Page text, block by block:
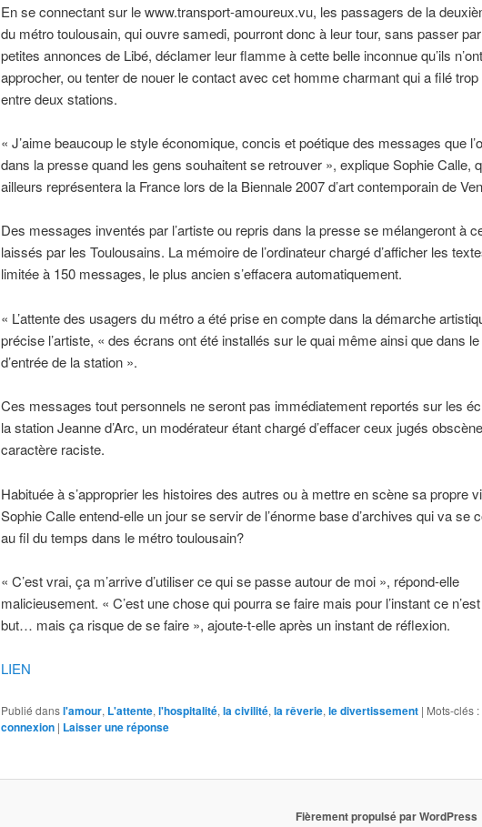
En se connectant sur le www.transport-amoureux.vu, les passagers de la
du métro toulousain, qui ouvre samedi, pourront donc à leur tour, sans passer
petites annonces de Libé, déclamer leur flamme à cette belle inconnue qu’ils
approcher, ou tenter de nouer le contact avec cet homme charmant qui a filé
entre deux stations.
« J’aime beaucoup le style économique, concis et poétique des messages que
dans la presse quand les gens souhaitent se retrouver », explique Sophie Calle,
ailleurs représentera la France lors de la Biennale 2007 d’art contemporain de
Des messages inventés par l’artiste ou repris dans la presse se mélangeront à
laissés par les Toulousains. La mémoire de l’ordinateur chargé d’afficher les
limitée à 150 messages, le plus ancien s’effacera automatiquement.
« L’attente des usagers du métro a été prise en compte dans la démarche
précise l’artiste, « des écrans ont été installés sur le quai même ainsi que dans
d’entrée de la station ».
Ces messages tout personnels ne seront pas immédiatement reportés sur les
la station Jeanne d’Arc, un modérateur étant chargé d’effacer ceux jugés
caractère raciste.
Habituée à s’approprier les histoires des autres ou à mettre en scène sa propre
Sophie Calle entend-elle un jour se servir de l’énorme base d’archives qui va se
au fil du temps dans le métro toulousain?
« C’est vrai, ça m’arrive d’utiliser ce qui se passe autour de moi », répond-elle
malicieusement. « C’est une chose qui pourra se faire mais pour l’instant ce
but… mais ça risque de se faire », ajoute-t-elle après un instant de réflexion.
LIEN
Publié dansl'amour, L'attente, l'hospitalité, la civilité, la rêverie, le divertissement | Mots-clés :
connexion | Laisser une réponse
Fièrement propulsé par WordPress